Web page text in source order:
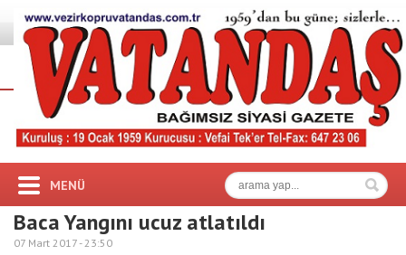
MENÜ
Baca Yangını ucuz atlatıldı
07 Mart 2017 -23:50